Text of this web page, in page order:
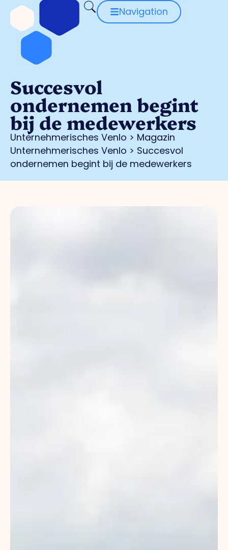
Navigation
Succesvol
ondernemen begint
bij de medewerkers
Unternehmerisches Venlo > Magazin
Unternehmerisches Venlo > Succesvol
ondernemen begint bij de medewerkers